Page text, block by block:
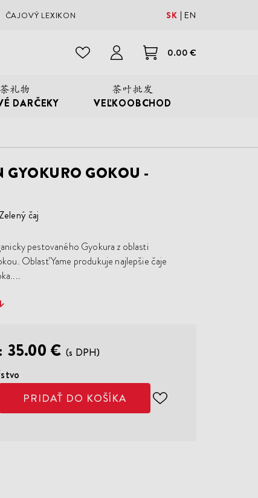
ČAJOVÝ LEXIKON SK EN
0.00 €
DARČEKY VEĽKOOBCHOD
GYOKURO GOKOU -
Zelený čaj
pestovaného Gyokura z oblasti
Oblasť Yame produkuje najlepšie čaje
35.00 € (s DPH)
PRIDAŤ DO KOŠÍKA
ODOBER